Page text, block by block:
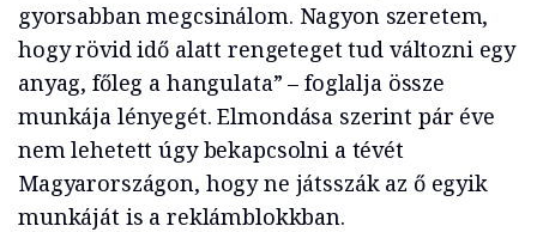
gyorsabban megcsinálom. Nagyon szeretem,
hogy rövid idő alatt rengeteget tud változni egy
anyag, főleg a hangulata” – foglalja össze
munkája lényegét. Elmondása szerint pár éve
nem lehetett úgy bekapcsolni a tévét
Magyarországon, hogy ne játsszák az ő egyik
munkáját is a reklámblokkban.